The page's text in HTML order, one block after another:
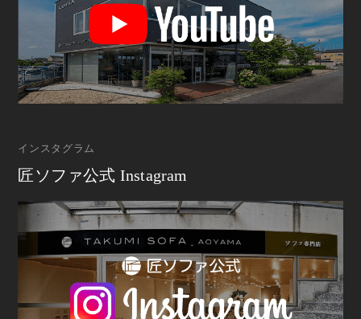
インスタグラム
匠ソファ公式 Instagram